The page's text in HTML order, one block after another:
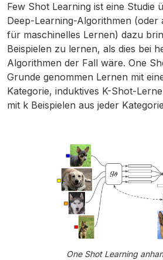
Few Shot Learning ist eine Studie
Deep-Learning-Algorithmen (oder
für maschinelles Lernen) dazu
Beispielen zu lernen, als dies bei
Algorithmen der Fall wäre. One
Grunde genommen Lernen mit
Kategorie, induktives K-Shot-
mit k Beispielen aus jeder
One Shot Learning